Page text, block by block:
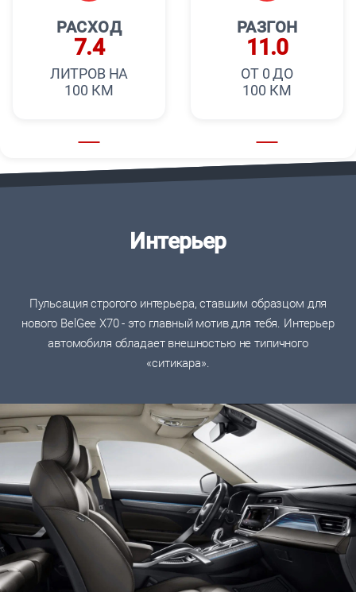
РАСХОД
7.4
ЛИТРОВ НА
100 КМ
РАЗГОН
11.0
ОТ 0 ДО
100 КМ
Интерьер
Пульсация строгого интерьера, ставшим образцом для
нового BelGee X70 - это главный мотив для тебя. Интерьер
автомобиля обладает внешностью не типичного
«ситикара».